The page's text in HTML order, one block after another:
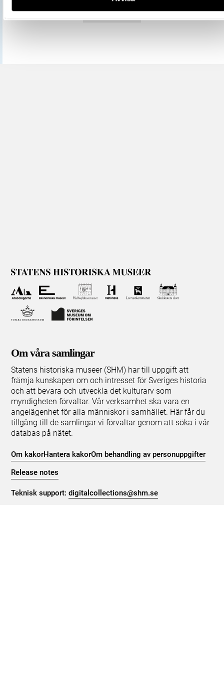
Om våra samlingar
Statens historiska museer (SHM) har till uppgift att
främja kunskapen om och intresset för Sveriges historia
och att bevara och utveckla det kulturarv som
myndigheten förvaltar. Vår verksamhet ska vara en
angelägenhet för alla människor i samhället. Här får du
tillgång till de samlingar vi förvaltar genom att söka i vår
databas på nätet.
Om kakorHantera kakorOm behandling av personuppgifter
Release notes
Teknisk support:digitalcollections@shm.se